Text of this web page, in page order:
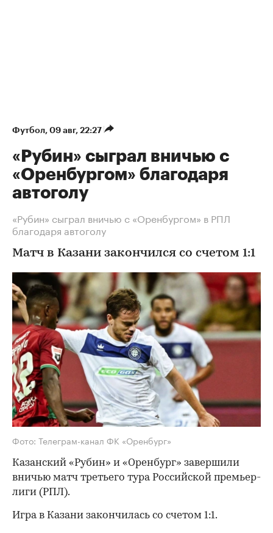
Футбол⁠, 09 авг, 22:27
«Рубин» сыграл вничью с
«Оренбургом» благодаря
автоголу
«Рубин» сыграл вничью с «Оренбургом» в РПЛ
благодаря автоголу
Матч в Казани закончился со счетом 1:1
Фото: Телеграм-канал ФК «Оренбург»
Казанский «Рубин» и «Оренбург» завершили
вничью матч третьего тура Российской премьер-
лиги (РПЛ).
Игра в Казани закончилась со счетом 1:1.